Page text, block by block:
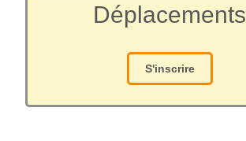
Déplacements
S'inscrire